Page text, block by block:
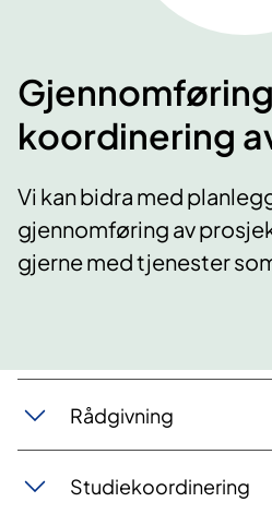
koordinering
Vi kan bidra med
gjennomføring av
gjerne med tjenester
Rådgivning
Studiekoordinering